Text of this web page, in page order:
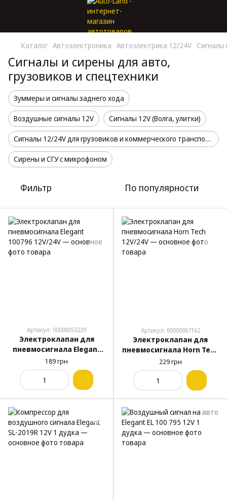
Каталог Автоэлектроника Автоэлектрика 12/24V Сигналы
Сигналы и сирены для авто,
грузовиков и спецтехники
Зуммеры и сигналы заднего хода
Воздушные сигналы 12V Сигналы 12V (Волга, улитки)
Сигналы 12/24V для грузовиков и коммерческого транспорта
Сирены и СГУ с микрофоном
Фильтр По популярности
Артикул: 00000053229
Электроклапан для
пневмосигнала Elegant
100796 12V/24V
189 грн
Артикул: 00000067162
Электроклапан для
пневмосигнала Horn Tech
12V/24V
229 грн